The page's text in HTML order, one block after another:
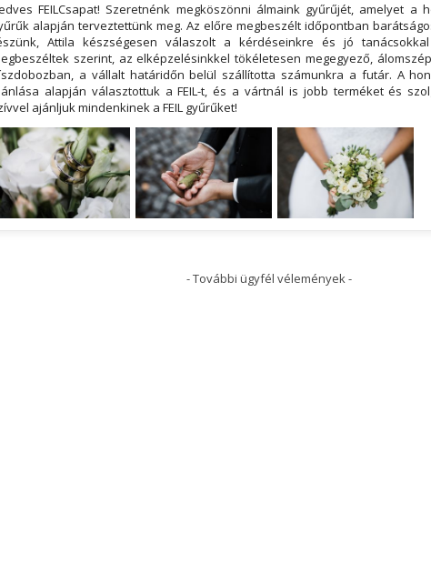
FEILCsapat! Szeretnénk megköszönni álmaink gyűrűjét, amelyet a
alapján terveztettünk meg. Az előre megbeszélt időpontban
Attila készségesen válaszolt a kérdéseinkre és jó
szerint, az elképzelésinkkel tökéletesen megegyező,
a vállalt határidőn belül szállította számunkra a futár. A
alapján választottuk a FEIL-t, és a vártnál is jobb terméket és
ajánljuk mindenkinek a FEIL gyűrűket!
- További ügyfél vélemények -